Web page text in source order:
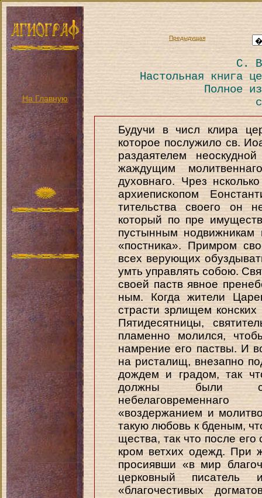
На Главную
Предыдущая
С.
Настольная книга
Полное
Будучи в числ клира
которое послужило св.
раздаятелем
жаждущим
духовнаго. Чрез
архиепископом
тительства своего он
который по пре
пустынным нодвижникам
«постника». Примром
всех верующих
умть управлять собою.
своей паств явное
ным. Когда жители
страсти зрлищем
Пятидесятницы,
пламенно молился,
намрение его паствы. И
на ристалищ, внезапно
дождем и градом, так
должны были
«воздержанием и
такую любовь к бденым,
щества, так что после
кром ветхих одежд. При
просиявши «в мир
церковный
«благочестивых